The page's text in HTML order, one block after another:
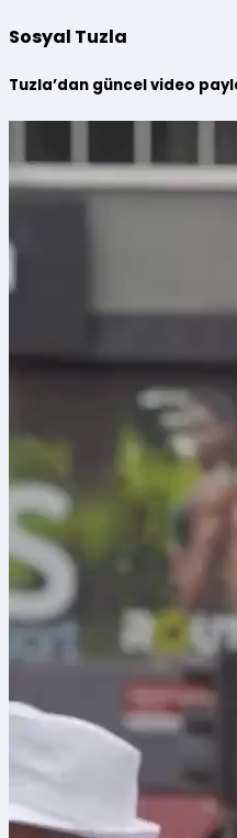
Sosyal Tuzla
Tuzla’dan güncel video